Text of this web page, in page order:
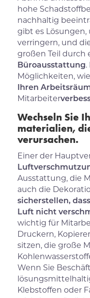
hohe
nachhaltig
gibt es Lösungen,
verringern, und
großen Teil durch
Büroausstattung
Möglichkeiten,
Ihren
Mitarbeiter
Wechseln Sie
materialien,
verursachen.
Einer der
Ausstattung, die
auch die
sicherstellen,
Luft nicht
wichtig für
Druckern,
sitzen, die große
Wenn Sie
Klebstoffen oder